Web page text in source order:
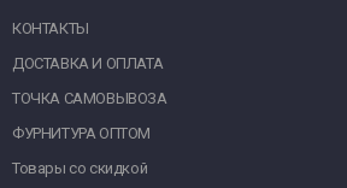
КОНТАКТЫ
ДОСТАВКА И ОПЛАТА
ТОЧКА САМОВЫВОЗА
ФУРНИТУРА ОПТОМ
Товары со скидкой